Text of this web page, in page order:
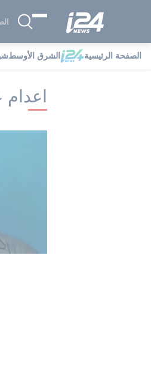
الصفحة الرئيسية الشرق الأوسط
i24NEWS